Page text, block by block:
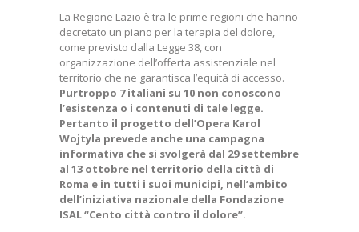
La Regione Lazio è tra le prime regioni che hanno
decretato un piano per la terapia del dolore,
come previsto dalla Legge 38, con
organizzazione dell’offerta assistenziale nel
territorio che ne garantisca l’equità di accesso.
Purtroppo 7 italiani su 10 non conoscono
l’esistenza o i contenuti di tale legge.
Pertanto il progetto dell’Opera Karol
Wojtyla prevede anche una campagna
informativa che si svolgerà dal 29 settembre
al 13 ottobre nel territorio della città di
Roma e in tutti i suoi municipi, nell’ambito
dell’iniziativa nazionale della Fondazione
ISAL “Cento città contro il dolore”.